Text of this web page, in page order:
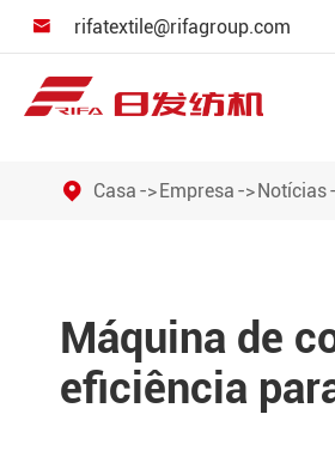
 rifatextile@rifagroup.com
Casa Empresa Notícias
Máquina de
eficiência